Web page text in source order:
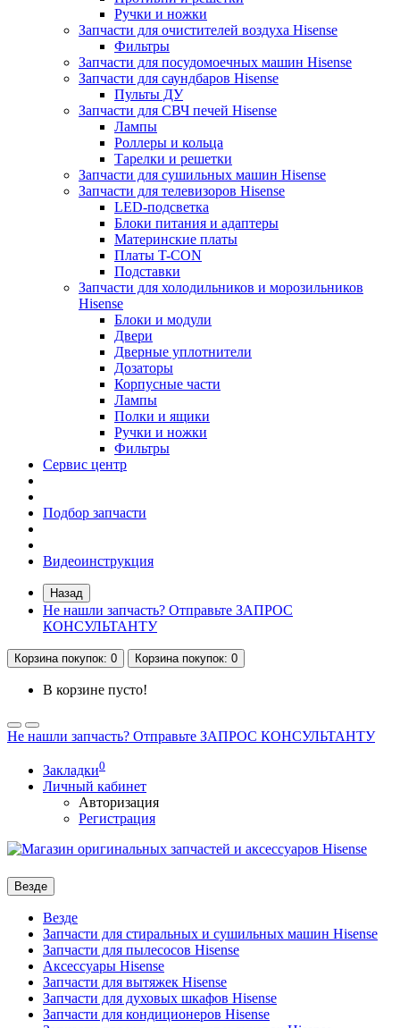
Ручки и ножки
Запчасти для очистителей воздуха Hisense
Фильтры
Запчасти для посудомоечных машин Hisense
Запчасти для саундбаров Hisense
Пульты ДУ
Запчасти для СВЧ печей Hisense
Лампы
Роллеры и кольца
Тарелки и решетки
Запчасти для сушильных машин Hisense
Запчасти для телевизоров Hisense
LED-подсветка
Блоки питания и адаптеры
Материнские платы
Платы T-CON
Подставки
Запчасти для холодильников и морозильников
Hisense
Блоки и модули
Двери
Дверные уплотнители
Дозаторы
Корпусные части
Лампы
Полки и ящики
Ручки и ножки
Фильтры
Сервис центр
Подбор запчасти
Видеоинструкция
Назад
Не нашли запчасть? Отправьте ЗАПРОС
КОНСУЛЬТАНТУ
Корзинапокупок: 0 Корзинапокупок: 0
В корзине пусто!
Не нашли запчасть? Отправьте ЗАПРОС КОНСУЛЬТАНТУ
Закладки0
Личный кабинет
Авторизация
Регистрация
Везде
Везде
Запчасти для стиральных и сушильных машин Hisense
Запчасти для пылесосов Hisense
Аксессуары Hisense
Запчасти для вытяжек Hisense
Запчасти для духовых шкафов Hisense
Запчасти для кондиционеров Hisense